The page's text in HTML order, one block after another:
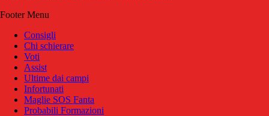
Footer Menu
Consigli
Chi schierare
Voti
Assist
Ultime dai campi
Infortunati
Maglie SOS Fanta
Probabili Formazioni